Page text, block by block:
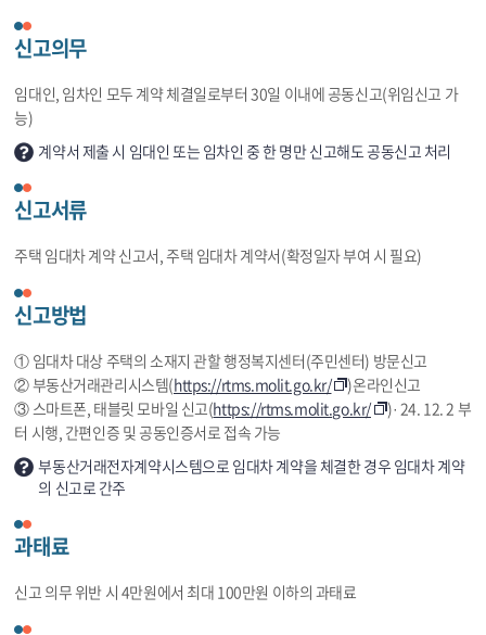
신고의무
임대인, 임차인 모두 계약 체결일로부터 30일 이내에 공동신고(위임신고 가
능)
계약서 제출 시 임대인 또는 임차인 중 한 명만 신고해도 공동신고 처리
신고서류
주택 임대차 계약 신고서, 주택 임대차 계약서(확정일자 부여 시 필요)
신고방법
① 임대차 대상 주택의 소재지 관할 행정복지센터(주민센터) 방문신고
② 부동산거래관리시스템(https://rtms.molit.go.kr/
)온라인신고
③ 스마트폰, 태블릿 모바일 신고(https://rtms.molit.go.kr/
)· 24. 12. 2 부
터 시행, 간편인증 및 공동인증서로 접속 가능
부동산거래전자계약시스템으로 임대차 계약을 체결한 경우 임대차 계약
의 신고로 간주
과태료
신고 의무 위반 시 4만원에서 최대 100만원 이하의 과태료